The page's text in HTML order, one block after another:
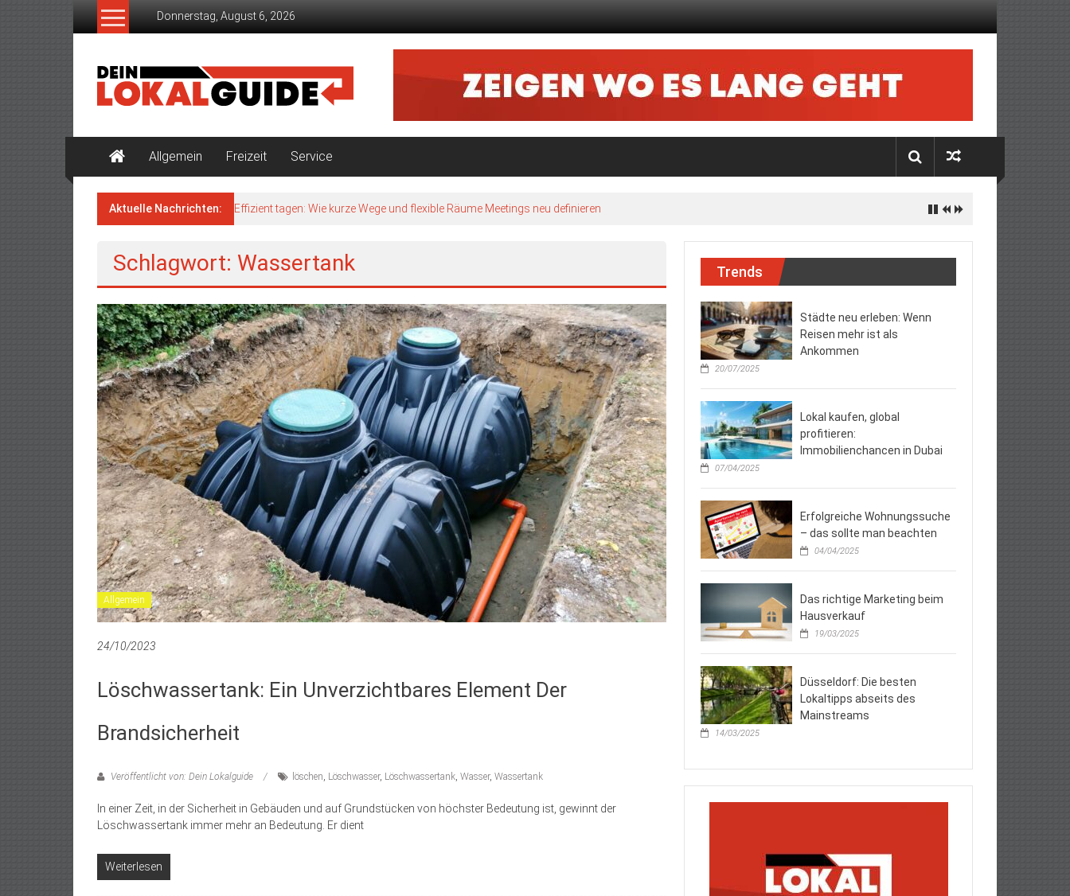
Donnerstag, August 6, 2026
Dein
Lokalguide
für
deine
Region
Allgemein Freizeit Service
Aktuelle Nachrichten: Effizient tagen: Wie kurze Wege und flexible Räume Meetings neu definieren
Schlagwort: Wassertank
Allgemein
24/10/2023
Löschwassertank: Ein Unverzichtbares Element Der
Brandsicherheit
Veröffentlicht von: Dein Lokalguide löschen, Löschwasser, Löschwassertank, Wasser, Wassertank
In einer Zeit, in der Sicherheit in Gebäuden und auf Grundstücken von höchster Bedeutung ist, gewinnt der
Löschwassertank immer mehr an Bedeutung. Er dient
Weiterlesen
Trends
Städte neu erleben: Wenn
Reisen mehr ist als
Ankommen
20/07/2025
Lokal kaufen, global
profitieren:
Immobilienchancen in Dubai
07/04/2025
Erfolgreiche Wohnungssuche
– das sollte man beachten
04/04/2025
Das richtige Marketing beim
Hausverkauf
19/03/2025
Düsseldorf: Die besten
Lokaltipps abseits des
Mainstreams
14/03/2025